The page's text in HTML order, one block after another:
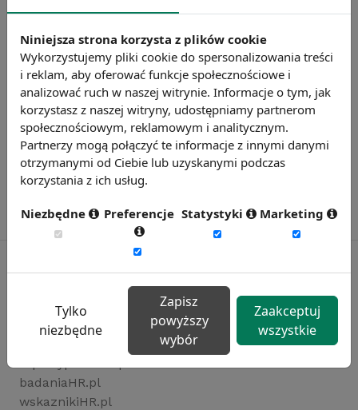
Rynekpracy.pl
sedlak.pl
badaniaHR.pl
wskaznikiHR.pl
Niniejsza strona korzysta z plików cookie
Wykorzystujemy pliki cookie do spersonalizowania treści
i reklam, aby oferować funkcje społecznościowe i
analizować ruch w naszej witrynie. Informacje o tym, jak
korzystasz z naszej witryny, udostępniamy partnerom
społecznościowym, reklamowym i analitycznym.
Partnerzy mogą połączyć te informacje z innymi danymi
otrzymanymi od Ciebie lub uzyskanymi podczas
korzystania z ich usług.
Niezbędne Preferencje Statystyki Marketing
Tylko
niezbędne
Zapisz
powyższy
wybór
Zaakceptuj
wszystkie